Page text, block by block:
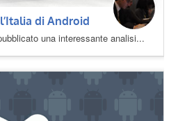
di Android
una interessante analisi...